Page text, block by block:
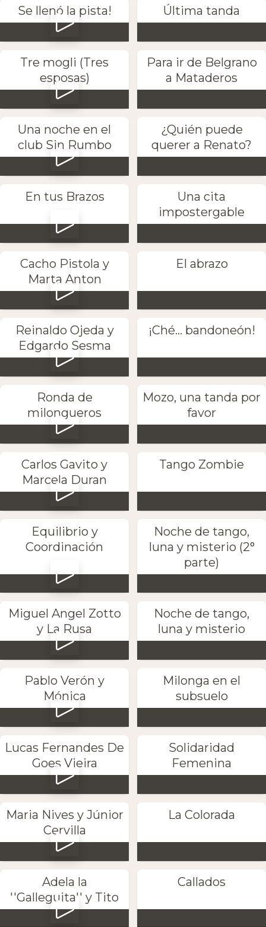
Se llenó la pista! Última tanda
Tre mogli (Tres
esposas)
Para ir de Belgrano
a Mataderos
Una noche en el
club Sin Rumbo
¿Quién puede
querer a Renato?
En tus Brazos
Una cita
impostergable
Cacho Pistola y
Marta Anton
El abrazo
Reinaldo Ojeda y
Edgardo Sesma
¡Ché... bandoneón!
Ronda de
milongueros
Mozo, una tanda por
favor
Carlos Gavito y
Marcela Duran
Tango Zombie
Equilibrio y
Coordinación
Noche de tango,
luna y misterio (2°
parte)
Miguel Angel Zotto
y La Rusa
Noche de tango,
luna y misterio
Pablo Verón y
Mónica
Milonga en el
subsuelo
Lucas Fernandes De
Goes Vieira
Solidaridad
Femenina
Maria Nives y Júnior
Cervilla
La Colorada
Adela la
''Galleguita'' y Tito
Callados